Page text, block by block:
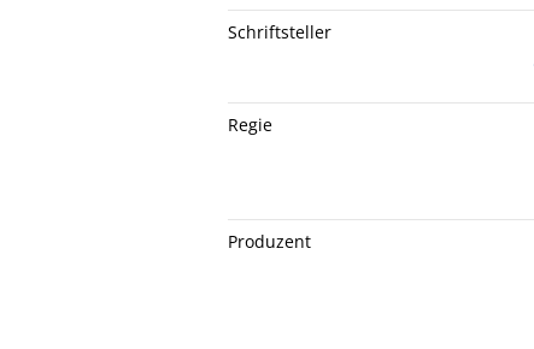
Schriftsteller
Regie
Produzent